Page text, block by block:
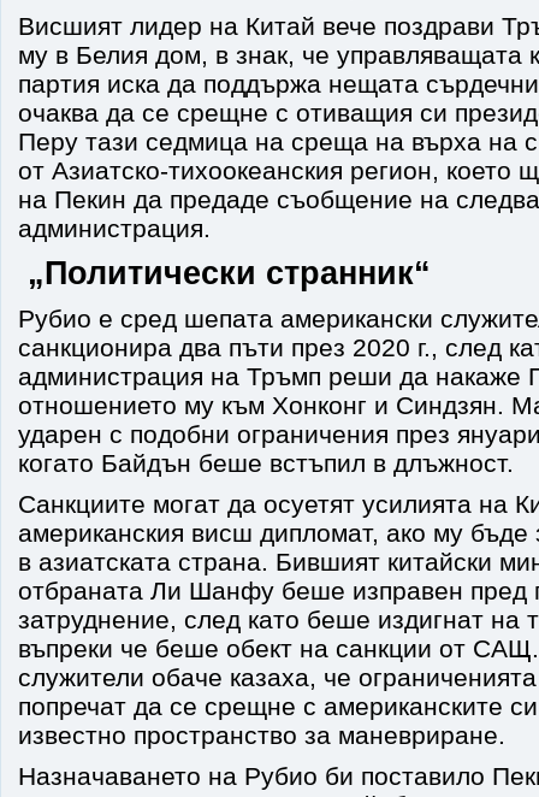
Висшият лидер на Китай вече поздрави
му в Белия дом, в знак, че управляващата
партия иска да поддържа нещата
очаква да се срещне с отиващия си
Перу тази седмица на среща на върха на
от Азиатско-тихоокеанския регион, което
на Пекин да предаде съобщение на
администрация.
„Политически странник“
Рубио е сред шепата американски
санкционира два пъти през 2020 г., след
администрация на Тръмп реши да накаже
отношението му към Хонконг и Синдзян.
ударен с подобни ограничения през
когато Байдън беше встъпил в длъжност.
Санкциите могат да осуетят усилията на
американския висш дипломат, ако му бъде
в азиатската страна. Бившият китайски
отбраната Ли Шанфу беше изправен пред
затруднение, след като беше издигнат на
въпреки че беше обект на санкции от
служители обаче казаха, че
попречат да се срещне с американските
известно пространство за маневриране.
Назначаването на Рубио би поставило